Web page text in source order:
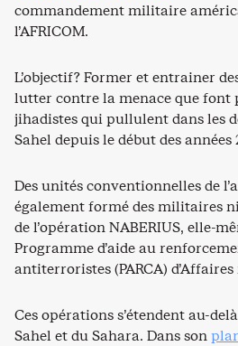
commandement militaire
l’AFRICOM.
L’objectif? Former et entrainer
lutter contre la menace que font
jihadistes qui pullulent dans les
Sahel depuis le début des années
Des unités conventionnelles de
également formé des militaires
de l’opération NABERIUS, elle-
Programme d’aide au
antiterroristes (PARCA)
Ces opérations s’étendent au-
Sahel et du Sahara. Dans son